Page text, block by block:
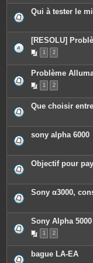
Qui à tester le
[RESOLU]
1 2
Problème
1 2
Que choisir
sony alpha 6000
Objectif pour
Sony α3000,
Sony Alpha 5000
1 2
bague LA-EA